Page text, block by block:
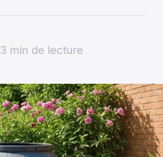
3 min de lecture